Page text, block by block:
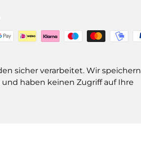
sicher verarbeitet. Wir speichern
haben keinen Zugriff auf Ihre